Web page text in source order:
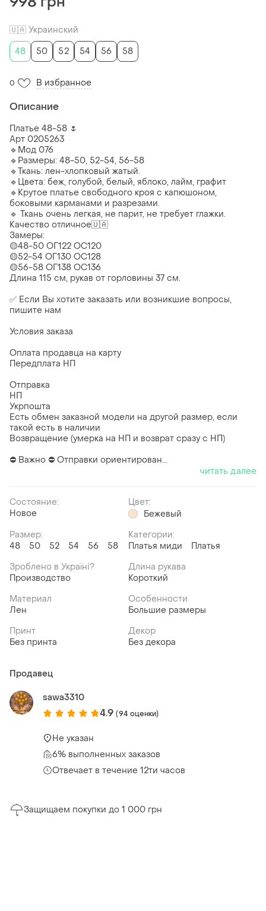
🇺🇦 Украинский
48
50 52 54 56 58
0 В избранное
Описание
Платье 48-58 🌷
Арт 0205263
🔹Мод 076
🔹Размеры: 48-50, 52-54, 56-58
🔹Ткань: лен-хлопковый жатый.
🔹Цвета: беж, голубой, белый, яблоко, лайм, графит
🔹Крутое платье свободного кроя с капюшоном,
боковыми карманами и разрезами.
🔹 Ткань очень легкая, не парит, не требует глажки.
Качество отличное🇺🇦
Замеры:
🟡48-50 ОГ122 ОС120
🟡52-54 ОГ130 ОС128
🟡56-58 ОГ138 ОС136
Длина 115 см, рукав от горловины 37 см.
✅ Если Вы хотите заказать или возникшие вопросы,
пишите нам
Условия заказа
Оплата продавца на карту
Передплата НП
Отправка
НП
Укрпошта
Есть обмен заказной модели на другой размер, если
такой есть в наличии
Возвращение (умерка на НП и возврат сразу с НП)
⛔ Важно ⛔ Отправки ориентирован...
читать далее
Состояние:
Новое
Цвет:
Бежевый
Размер:
48
50 52 54 56 58
Категории:
Платья миди
Платья
Зроблено в Україні?
Производство
Длина рукава
Короткий
Материал
Лен
Особенности
Большие размеры
Принт
Без принта
Декор
Без декора
Продавец
sawa3310
4.9 (94 оценки)
Не указан
6% выполненных заказов
Отвечает в течение 12ти часов
Защищаем покупки до 1 000 грн